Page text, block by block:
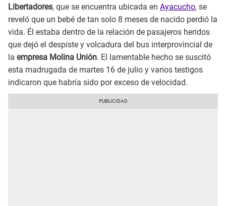
Libertadores, que se encuentra ubicada en Ayacucho, se
reveló que un bebé de tan solo 8 meses de nacido perdió la
vida. Él estaba dentro de la relación de pasajeros heridos
que dejó el despiste y volcadura del bus interprovincial de
la empresa Molina Unión. El lamentable hecho se suscitó
esta madrugada de martes 16 de julio y varios testigos
indicaron que habría sido por exceso de velocidad.